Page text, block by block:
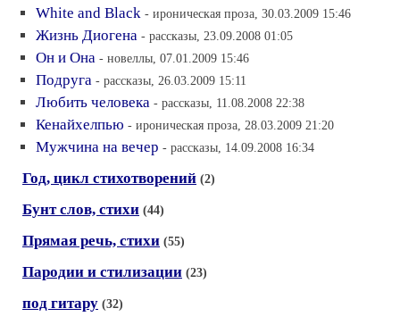
White and Black - ироническая проза, 30.03.2009 15:46
Жизнь Диогена - рассказы, 23.09.2008 01:05
Он и Она - новеллы, 07.01.2009 15:46
Подруга - рассказы, 26.03.2009 15:11
Любить человека - рассказы, 11.08.2008 22:38
Кенайхелпью - ироническая проза, 28.03.2009 21:20
Мужчина на вечер - рассказы, 14.09.2008 16:34
Год, цикл стихотворений (2)
Бунт слов, стихи (44)
Прямая речь, стихи (55)
Пародии и стилизации (23)
под гитару (32)